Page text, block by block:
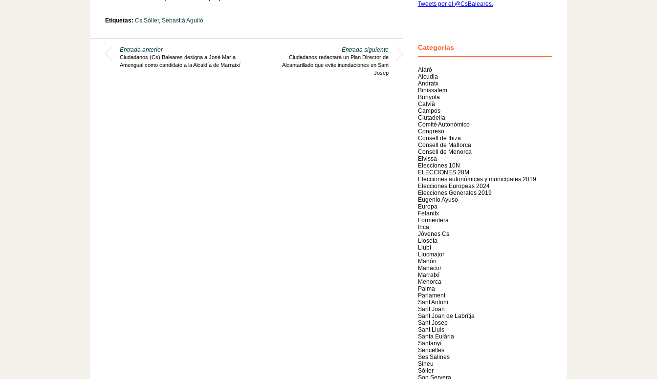
Etiquetas: Cs Sóller, Sebastià Aguiló
Entrada anterior
Ciudadanos (Cs) Baleares designa a José María
Amengual como candidato a la Alcaldía de Marratxí
Entrada siguiente
Ciudadanos redactará un Plan Director de
Alcantarillado que evite inundaciones en Sant
Josep
Tweets por el @CsBaleares.
Categorías
Alaró
Alcudia
Andratx
Binissalem
Bunyola
Calvià
Campos
Ciutadella
Comité Autonómico
Congreso
Consell de Ibiza
Consell de Mallorca
Consell de Menorca
Eivissa
Elecciones 10N
ELECCIONES 28M
Elecciones autonómicas y municipales 2019
Elecciones Europeas 2024
Elecciones Generales 2019
Eugenio Ayuso
Europa
Felanitx
Formentera
Inca
Jóvenes Cs
Lloseta
Llubí
Llucmajor
Mahón
Manacor
Marratxí
Menorca
Palma
Parlament
Sant Antoni
Sant Joan
Sant Joan de Labritja
Sant Josep
Sant Lluís
Santa Eulària
Santanyí
Sencelles
Ses Salines
Sineu
Sóller
Son Servera